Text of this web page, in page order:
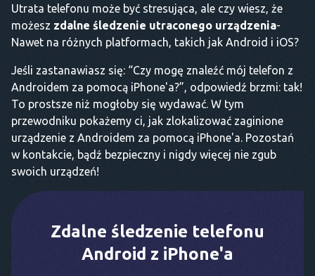
Utrata telefonu może być stresująca, ale czy wiesz, że
możesz zdalne śledzenie utraconego urządzenia-
Nawet na różnych platformach, takich jak Android i iOS?
Jeśli zastanawiasz się: “Czy mogę znaleźć mój telefon z
Androidem za pomocą iPhone'a?”, odpowiedź brzmi: tak!
To prostsze niż mogłoby się wydawać. W tym
przewodniku pokażemy ci, jak zlokalizować zaginione
urządzenie z Androidem za pomocą iPhone'a. Pozostań
w kontakcie, bądź bezpieczny i nigdy więcej nie zgub
swoich urządzeń!
Zdalne śledzenie telefonu
Android z iPhone'a